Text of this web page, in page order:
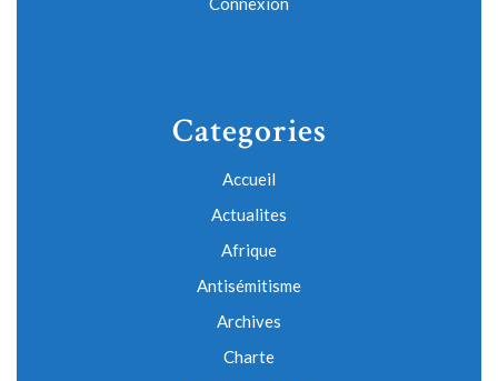
Categories
Accueil
Actualites
Afrique
Antisémitisme
Archives
Charte